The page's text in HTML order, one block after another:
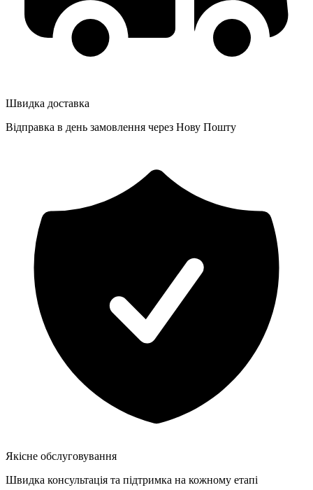
Швидка доставка
Відправка в день замовлення через Нову Пошту
Якісне обслуговування
Швидка консультація та підтримка на кожному етапі